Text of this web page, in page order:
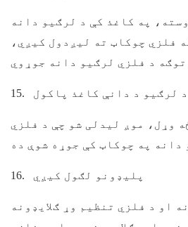
په کاغذ کې د لرګیو دانه
فلزي چوکاټ ته لیږدول کیږي،
15. د لرګیو د دانې کاغذ پاکول
وړل، موږ لیدلی شو چې د فلزي
16. پليډونو لګول کيږي
او د فلزي تنظیم وړ ګلایډونه